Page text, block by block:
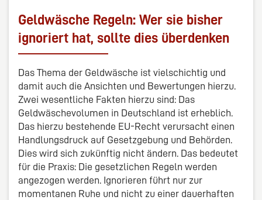
Geldwäsche Regeln: Wer sie bisher
ignoriert hat, sollte dies überdenken
Das Thema der Geldwäsche ist vielschichtig und
damit auch die Ansichten und Bewertungen hierzu.
Zwei wesentliche Fakten hierzu sind: Das
Geldwäschevolumen in Deutschland ist erheblich.
Das hierzu bestehende EU-Recht verursacht einen
Handlungsdruck auf Gesetzgebung und Behörden.
Dies wird sich zukünftig nicht ändern. Das bedeutet
für die Praxis: Die gesetzlichen Regeln werden
angezogen werden. Ignorieren führt nur zur
momentanen Ruhe und nicht zu einer dauerhaften